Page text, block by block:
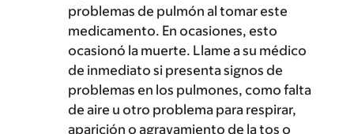
problemas de pulmón al tomar este
medicamento. En ocasiones, esto
ocasionó la muerte. Llame a su médico
de inmediato si presenta signos de
problemas en los pulmones, como falta
de aire u otro problema para respirar,
aparición o agravamiento de la tos o